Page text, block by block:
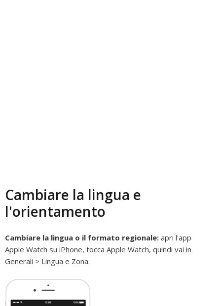
Cambiare la lingua e
l'orientamento
Cambiare la lingua o il formato regionale: apri l'app
Apple Watch su iPhone, tocca Apple Watch, quindi vai in
Generali > Lingua e Zona.